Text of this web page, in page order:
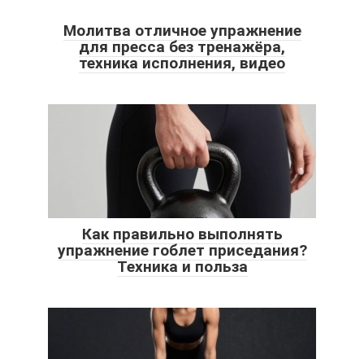
Молитва отличное упражнение
для пресса без тренажёра,
техника исполнения, видео
Как правильно выполнять
упражнение гоблет приседания?
Техника и польза